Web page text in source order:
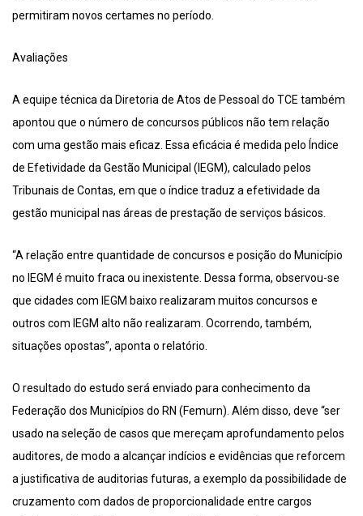
permitiram novos certames no período.
Avaliações
A equipe técnica da Diretoria de Atos de Pessoal do TCE também
apontou que o número de concursos públicos não tem relação
com uma gestão mais eficaz. Essa eficácia é medida pelo Índice
de Efetividade da Gestão Municipal (IEGM), calculado pelos
Tribunais de Contas, em que o índice traduz a efetividade da
gestão municipal nas áreas de prestação de serviços básicos.
“A relação entre quantidade de concursos e posição do Município
no IEGM é muito fraca ou inexistente. Dessa forma, observou-se
que cidades com IEGM baixo realizaram muitos concursos e
outros com IEGM alto não realizaram. Ocorrendo, também,
situações opostas”, aponta o relatório.
O resultado do estudo será enviado para conhecimento da
Federação dos Municípios do RN (Femurn). Além disso, deve “ser
usado na seleção de casos que mereçam aprofundamento pelos
auditores, de modo a alcançar indícios e evidências que reforcem
a justificativa de auditorias futuras, a exemplo da possibilidade de
cruzamento com dados de proporcionalidade entre cargos